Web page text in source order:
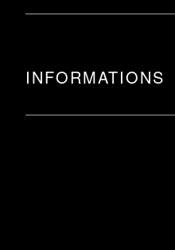
INFORMATIONS